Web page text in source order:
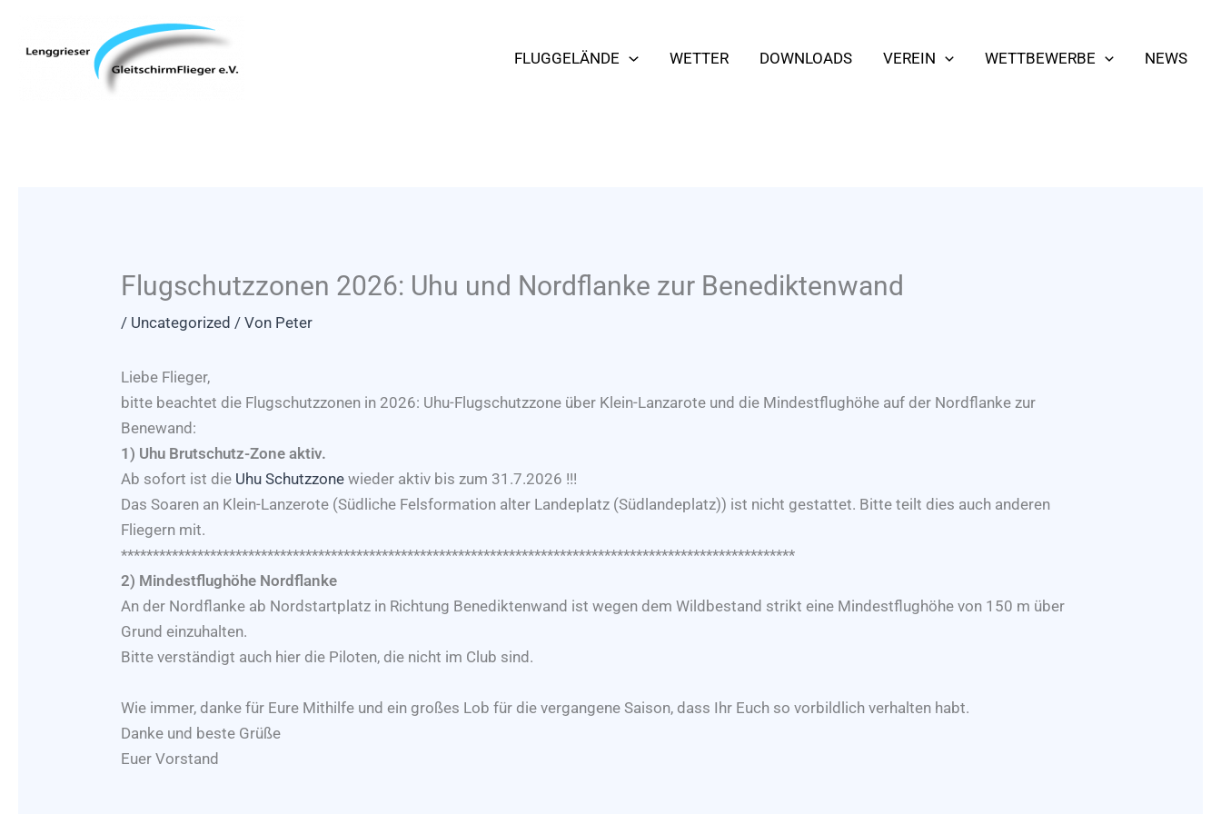
springen
FLUGGELÄNDE WETTER DOWNLOADS VEREIN WETTBEWERBE NEWS
Flugschutzzonen 2026: Uhu und Nordflanke zur Benediktenwand
/ Uncategorized / Von Peter
Liebe Flieger,
bitte beachtet die Flugschutzzonen in 2026: Uhu-Flugschutzzone über Klein-Lanzarote und die Mindestflughöhe auf der Nordflanke zur
Benewand:
1) Uhu Brutschutz-Zone aktiv.
Ab sofort ist die Uhu Schutzzone wieder aktiv bis zum 31.7.2026 !!!
Das Soaren an Klein-Lanzerote (Südliche Felsformation alter Landeplatz (Südlandeplatz)) ist nicht gestattet. Bitte teilt dies auch anderen
Fliegern mit.
**********************************************************************************************************
2) Mindestflughöhe Nordflanke
An der Nordflanke ab Nordstartplatz in Richtung Benediktenwand ist wegen dem Wildbestand strikt eine Mindestflughöhe von 150 m über
Grund einzuhalten.
Bitte verständigt auch hier die Piloten, die nicht im Club sind.
Wie immer, danke für Eure Mithilfe und ein großes Lob für die vergangene Saison, dass Ihr Euch so vorbildlich verhalten habt.
Danke und beste Grüße
Euer Vorstand